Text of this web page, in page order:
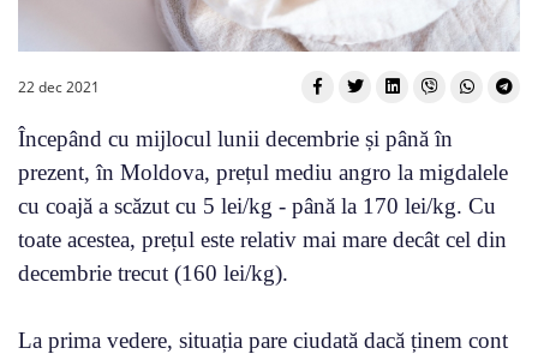
22 dec 2021
Începând cu mijlocul lunii decembrie și până în
prezent, în Moldova, prețul mediu angro la migdalele
cu coajă a scăzut cu 5 lei/kg - până la 170 lei/kg. Cu
toate acestea, prețul este relativ mai mare decât cel din
decembrie trecut (160 lei/kg).
La prima vedere, situația pare ciudată dacă ținem cont